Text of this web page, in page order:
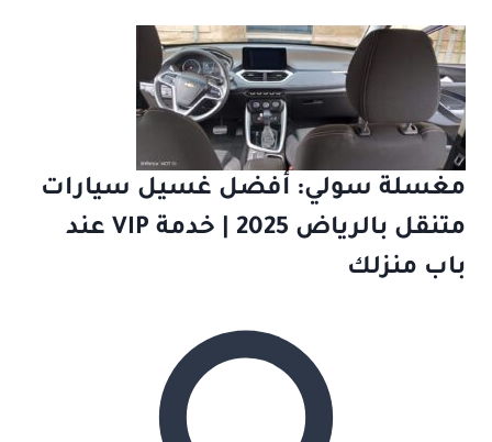
مغسلة سولي: أفضل غسيل سيارات
متنقل بالرياض 2025 | خدمة VIP عند
باب منزلك